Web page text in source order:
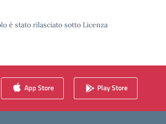
è stato rilasciato sotto Licenza
App Store Play Store